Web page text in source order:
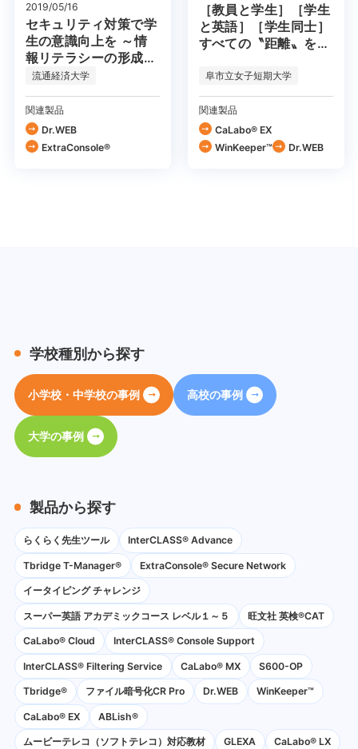
2019/05/16
セキュリティ対策で学
生の意識向上を ～情
報リテラシーの形成を
目指して～
流通経済大学
関連製品
Dr.WEB
ExtraConsole®
［教員と学生］［学生
と英語］［学生同士］
すべての〝距離〟を近
EX』
阜市立女子短期大学
関連製品
CaLabo® EX
WinKeeper™
Dr.WEB
学校種別から探す
小学校・中学校の事例 高校の事例
大学の事例
製品から探す
らくらく先生ツール InterCLASS® Advance
Tbridge T-Manager® ExtraConsole® Secure Network
イータイピング チャレンジ
スーパー英語 アカデミックコース レベル１～５ 旺文社 英検®CAT
CaLabo®︎ Cloud InterCLASS®︎ Console Support
InterCLASS®︎ Filtering Service CaLabo® MX S600-OP
Tbridge® ファイル暗号化CR Pro Dr.WEB WinKeeper™
CaLabo® EX ABLish®
ムービーテレコ（ソフトテレコ）対応教材 GLEXA CaLabo® LX